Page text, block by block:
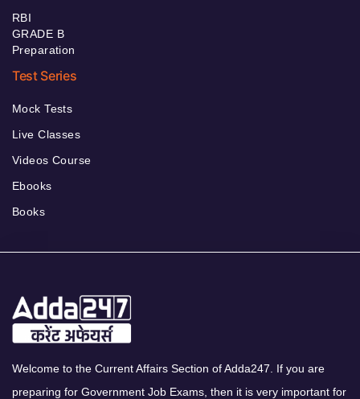
RBI
GRADE B
Preparation
Test Series
Mock Tests
Live Classes
Videos Course
Ebooks
Books
Welcome to the Current Affairs Section of Adda247. If you are
preparing for Government Job Exams, then it is very important for